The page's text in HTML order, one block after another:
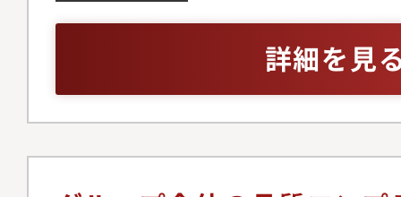
す。インシデントハ
整備（ERM／インシ
されるインシデント
析、再発防止プロセ
部門との調整、社内
統合廃リスク管理お
融機関、メーカー等
たは経営企画、課題
策を構築・実行でき
詳細を見